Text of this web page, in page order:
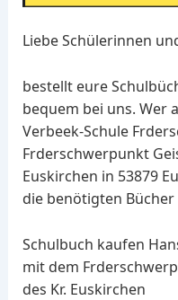
Liebe Schülerinnen
bestellt eure
bequem bei uns. Wer
Verbeek-Schule
Frderschwerpunkt
Euskirchen in 53879
die benötigten Bücher
Schulbuch kaufen
mit dem
des Kr. Euskirchen